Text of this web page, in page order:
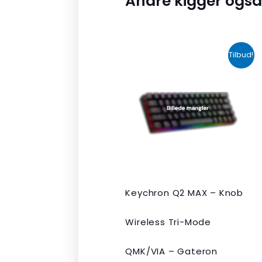
Tilbud!
Keychron Q2 MAX – Knob
Wireless Tri-Mode
QMK/VIA – Gateron
oprindelige
var:
kr. 2.190,00.
aktuelle
er:
kr. 1.465,00.